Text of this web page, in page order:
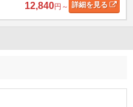
12,840円～ 詳細を見る